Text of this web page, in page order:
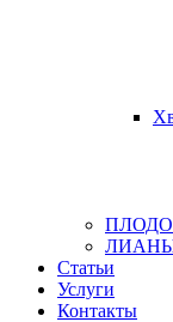
Статьи
Услуги
Контакты